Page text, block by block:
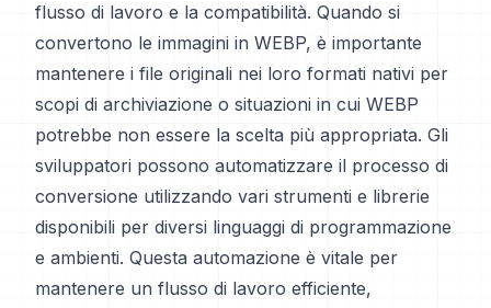
flusso di lavoro e la compatibilità. Quando si
convertono le immagini in WEBP, è importante
mantenere i file originali nei loro formati nativi per
scopi di archiviazione o situazioni in cui WEBP
potrebbe non essere la scelta più appropriata. Gli
sviluppatori possono automatizzare il processo di
conversione utilizzando vari strumenti e librerie
disponibili per diversi linguaggi di programmazione
e ambienti. Questa automazione è vitale per
mantenere un flusso di lavoro efficiente,